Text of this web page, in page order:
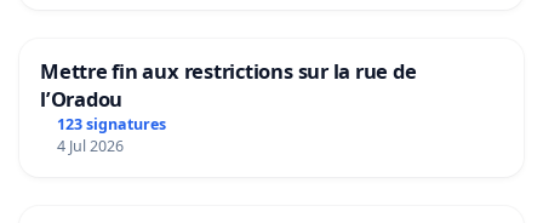
Mettre fin aux restrictions sur la rue de
l’Oradou
123 signatures
4 Jul 2026